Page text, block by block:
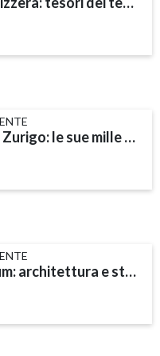
Semplicemente Zurigo: le sue mille sfaccettature
Il Landesmuseum: architettura e storia dell’edificio